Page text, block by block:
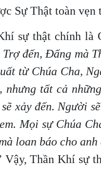
Sự Thật toàn vẹn
sự thật chính là
đến, Đấng mà
từ Chúa Cha,
nhưng tất cả
xảy đến. Người
Mọi sự Chúa
loan báo cho anh
Vậy, Thần Khí sự